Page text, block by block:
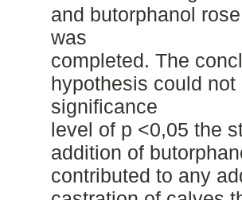
and butorphanol
was
completed. The
hypothesis could
significance
level of p <0,05 the
addition of
contributed to any